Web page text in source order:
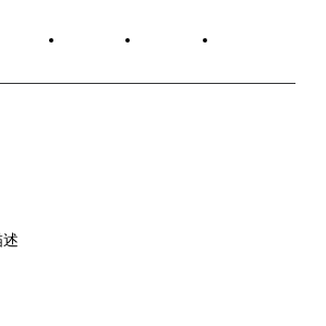
告服务 版权声明 网站建设